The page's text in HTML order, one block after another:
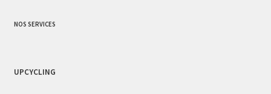
NOS SERVICES
UPCYCLING